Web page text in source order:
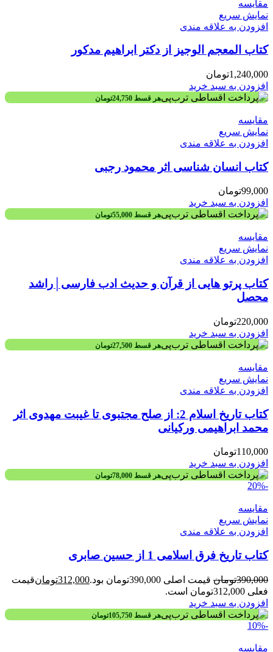
مقايسه
نمایش سریع
افزودن به علاقه مندی
کتاب المعجم الوجیز از دکتر ابراهیم مدکور
1,240,000تومان
افزودن به سبد خرید
هر قسط 24,750تومان
مقايسه
نمایش سریع
افزودن به علاقه مندی
کتاب انسان شناسی اثر محمود رجبی
99,000تومان
افزودن به سبد خرید
هر قسط 55,000تومان
مقايسه
نمایش سریع
افزودن به علاقه مندی
کتاب پرتو هایی از قرآن و حدیث ادب فارسی│راشد
محصل
220,000تومان
افزودن به سبد خرید
هر قسط 27,500تومان
مقايسه
نمایش سریع
افزودن به علاقه مندی
کتاب تاریخ اسلام 2: از صلح مجتبوی تا غیبت مهدوی اثر
محمد ابراهیمی ورکیانی
110,000تومان
افزودن به سبد خرید
هر قسط 78,000تومان
-20%
مقايسه
نمایش سریع
افزودن به علاقه مندی
کتاب تاریخ فرق اسلامی 1 از حسین صابری
390,000تومان قیمت اصلی 390,000تومان بود. 312,000تومانقیمت
فعلی 312,000تومان است.
افزودن به سبد خرید
هر قسط 105,750تومان
-10%
مقايسه